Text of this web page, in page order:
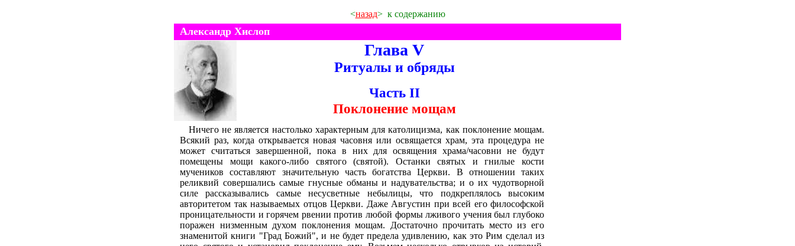
<назад> к содержанию
Александр Хислоп
Глава V
Ритуалы и обряды
Часть II
Поклонение мощам
Ничего не является настолько характерным для католицизма, как поклонение мощам.
Всякий раз, когда открывается новая часовня или освящается храм, эта процедура не
может считаться завершенной, пока в них для освящения храма/часовни не будут
помещены мощи какого-либо святого (святой). Останки святых и гнилые кости
мучеников составляют значительную часть богатства Церкви. В отношении таких
реликвий совершались самые гнусные обманы и надувательства; и о их чудотворной
силе рассказывались самые несусветные небылицы, что подкреплялось высоким
авторитетом так называемых отцов Церкви. Даже Августин при всей его философской
проницательности и горячем рвении против любой формы лживого учения был глубоко
поражен низменным духом поклонения мощам. Достаточно прочитать место из его
знаменитой книги "Град Божий", и не будет предела удивлению, как это Рим сделал из